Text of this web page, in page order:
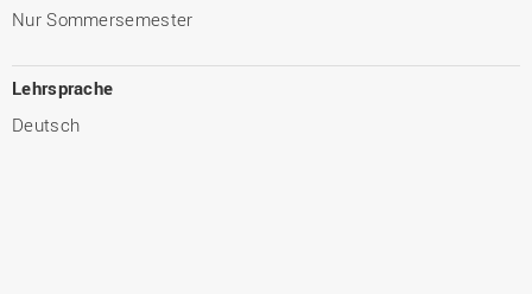
Nur Sommersemester
Lehrsprache
Deutsch